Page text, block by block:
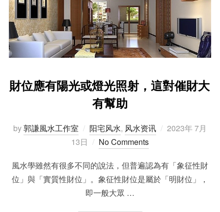
財位應有陽光或燈光照射，這對催財大
有幫助
by郭謙風水工作室 阳宅风水, 风水资讯
Posted
2023年 7月
13日
No Comments
風水學雖然有很多不同的說法，但普遍認為有「象征性財
位」與「實質性財位」。象征性財位是屬於「明財位」，
即一般大眾 …